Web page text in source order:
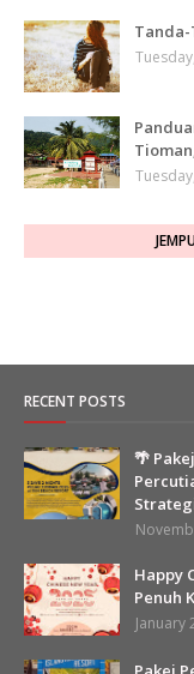
Tanda-
RECENT POSTS
🌴
Happy
Penuh
January